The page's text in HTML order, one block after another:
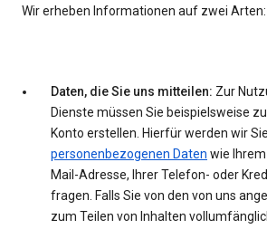
Wir erheben Informationen auf zwei Arten:
Daten, die Sie uns mitteilen: Zur
Dienste müssen Sie beispielsweise
Konto erstellen. Hierfür werden wir
personenbezogenen Daten wie
Mail-Adresse, Ihrer Telefon- oder
fragen. Falls Sie von den von uns
zum Teilen von Inhalten